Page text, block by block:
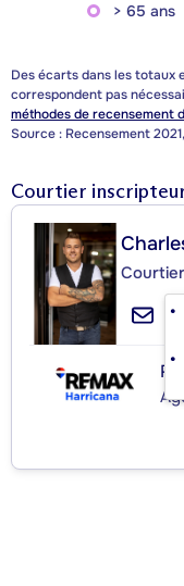
> 65 ans
Des écarts dans les totaux
correspondent pas
méthodes de recensement
Source : Recensement
Courtier